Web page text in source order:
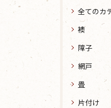
全てのカ
襖
障子
網戸
畳
片付け